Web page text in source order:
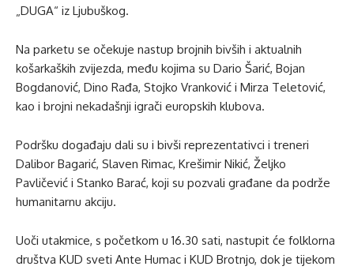
„DUGA“ iz Ljubuškog.
Na parketu se očekuje nastup brojnih bivših i aktualnih
košarkaških zvijezda, među kojima su Dario Šarić, Bojan
Bogdanović, Dino Rađa, Stojko Vranković i Mirza Teletović,
kao i brojni nekadašnji igrači europskih klubova.
Podršku događaju dali su i bivši reprezentativci i treneri
Dalibor Bagarić, Slaven Rimac, Krešimir Nikić, Željko
Pavličević i Stanko Barać, koji su pozvali građane da podrže
humanitarnu akciju.
Uoči utakmice, s početkom u 16.30 sati, nastupit će folklorna
društva KUD sveti Ante Humac i KUD Brotnjo, dok je tijekom